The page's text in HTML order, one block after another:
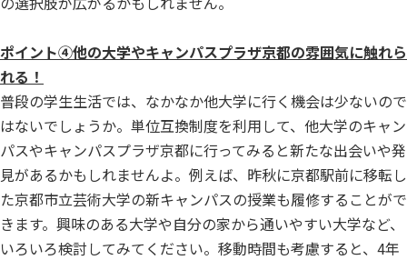
ポイント④他の大学やキャンパスプラザ京都の雰囲気に触れら
れる！
普段の学生生活では、なかなか他大学に行く機会は少ないので
はないでしょうか。単位互換制度を利用して、他大学のキャン
パスやキャンパスプラザ京都に行ってみると新たな出会いや発
見があるかもしれませんよ。例えば、昨秋に京都駅前に移転し
た京都市立芸術大学の新キャンパスの授業も履修することがで
きます。興味のある大学や自分の家から通いやすい大学など、
いろいろ検討してみてください。移動時間も考慮すると、4年